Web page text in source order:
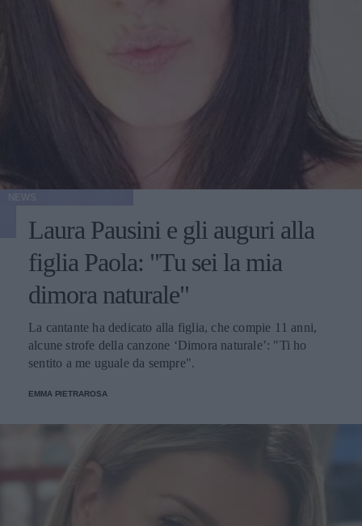
Laura Pausini e gli auguri alla
figlia Paola: "Tu sei la mia
dimora naturale"
La cantante ha dedicato alla figlia, che compie 11 anni,
alcune strofe della canzone ‘Dimora naturale’: "Ti ho
sentito a me uguale da sempre".
EMMA PIETRAROSA